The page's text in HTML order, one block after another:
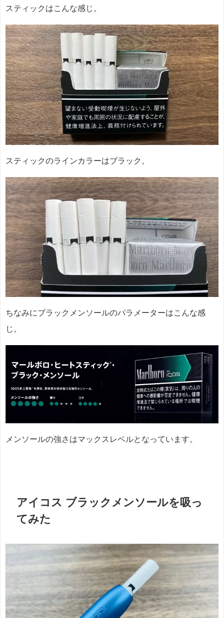
スティックはこんな感じ。
スティックのラインカラーはブラック。
ちなみにブラックメンソールのパラメーターはこんな感
じ。
メンソールの強さはマックスレベルとなっています。
アイコス ブラックメンソールを吸っ
てみた